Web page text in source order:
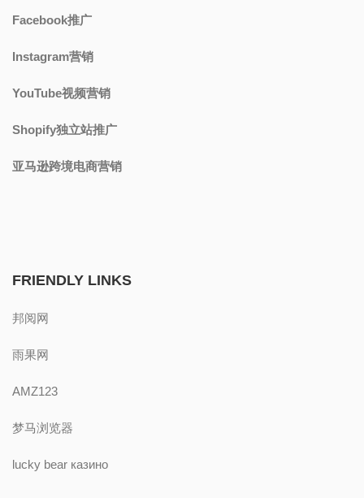
Facebook推广
Instagram营销
YouTube视频营销
Shopify独立站推广
亚马逊跨境电商营销
FRIENDLY LINKS
邦阅网
雨果网
AMZ123
梦马浏览器
lucky bear казино